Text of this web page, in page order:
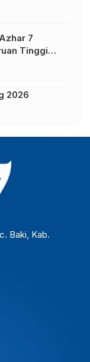
7
Tinggi
2026
Baki, Kab.